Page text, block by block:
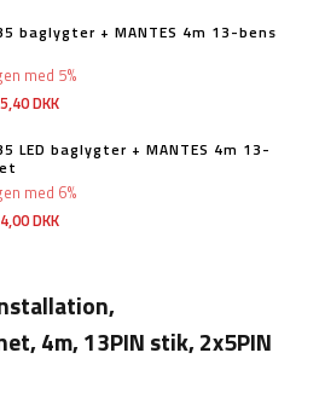
baglygter + MANTES 4m 13-bens
DKK
med 5%
LED baglygter + MANTES 4m 13-
DKK
med 6%
4m, 13PIN stik, 2x5PIN